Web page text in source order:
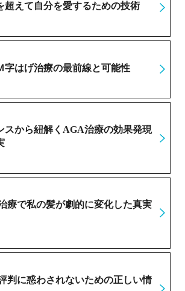
超えて自分を愛するための技術
字はげ治療の最前線と可能性
スから紐解くAGA治療の効果発現
療で私の髪が劇的に変化した真実
判に惑わされないための正しい情